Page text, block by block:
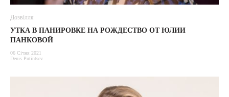
Дозвілля
УТКА В ПАНИРОВКЕ НА РОЖДЕСТВО ОТ ЮЛИИ
ПАНКОВОЙ
06 Січня 2021
Denis Putintsev